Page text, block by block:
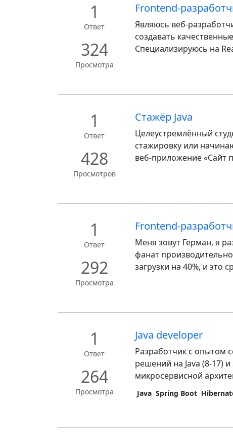
1
Ответ
324
Просмотра
Frontend-
Являюсь веб-
создавать
Специализируюсь на
1
Ответ
428
Просмотров
Стажёр Java
Целеустремлённый
стажировку или
веб-приложение «Сайт
1
Ответ
292
Просмотра
Frontend-
Меня зовут Герман, я
фанат
загрузки на 40%, и это
1
Ответ
264
Просмотра
Java developer
Разработчик с опытом
решений на Java (8-17)
микросервисной
Java Spring Boot